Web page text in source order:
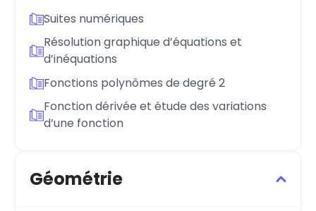
Suites numériques
Résolution graphique d’équations et
d’inéquations
Fonctions polynômes de degré 2
Fonction dérivée et étude des variations
d’une fonction
Géométrie